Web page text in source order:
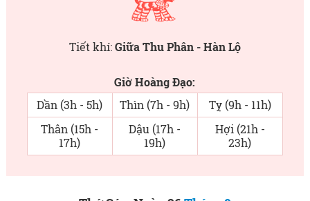
Tiết khí:Giữa Thu Phân - Hàn Lộ
Giờ Hoàng Đạo:
Dần (3h - 5h)
Thìn (7h - 9h)
Tỵ (9h - 11h)
Thân (15h -
17h)
Dậu (17h -
19h)
Hợi (21h -
23h)